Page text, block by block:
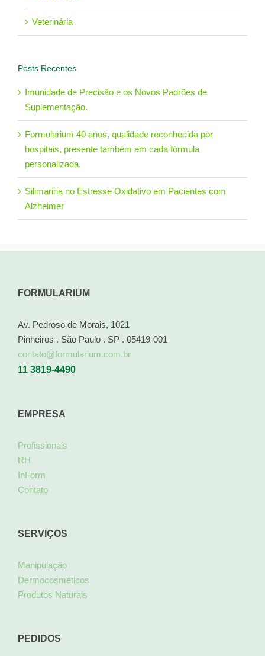
Veterinária
Posts Recentes
Imunidade de Precisão e os Novos Padrões de
Suplementação.
Formularium 40 anos, qualidade reconhecida por
hospitais, presente também em cada fórmula
personalizada.
Silimarina no Estresse Oxidativo em Pacientes com
Alzheimer
FORMULARIUM
Av. Pedroso de Morais, 1021
Pinheiros . São Paulo . SP . 05419-001
contato@formularium.com.br
11 3819-4490
EMPRESA
Profissionais
RH
InForm
Contato
SERVIÇOS
Manipulação
Dermocosméticos
Produtos Naturais
PEDIDOS